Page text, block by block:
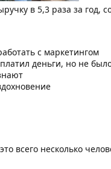
в 5,3 раза за год,
с маркетингом
деньги, но не
всего несколько